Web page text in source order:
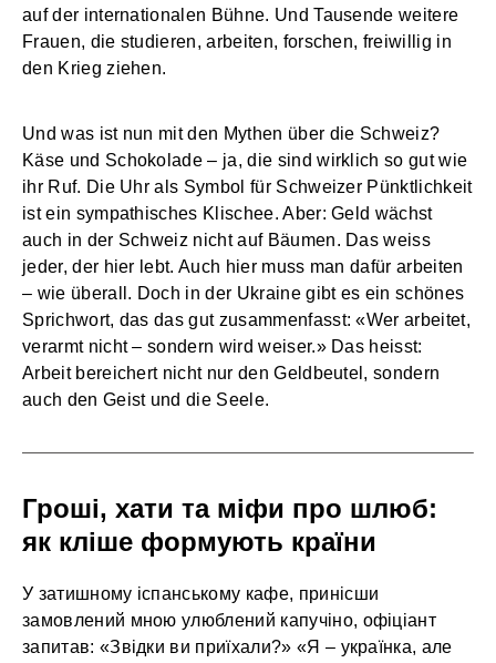
auf der internationalen Bühne. Und Tausende weitere
Frauen, die studieren, arbeiten, forschen, freiwillig in
den Krieg ziehen.
Und was ist nun mit den Mythen über die Schweiz?
Käse und Schokolade – ja, die sind wirklich so gut wie
ihr Ruf. Die Uhr als Symbol für Schweizer Pünktlichkeit
ist ein sympathisches Klischee. Aber: Geld wächst
auch in der Schweiz nicht auf Bäumen. Das weiss
jeder, der hier lebt. Auch hier muss man dafür arbeiten
– wie überall. Doch in der Ukraine gibt es ein schönes
Sprichwort, das das gut zusammenfasst: «Wer arbeitet,
verarmt nicht – sondern wird weiser.» Das heisst:
Arbeit bereichert nicht nur den Geldbeutel, sondern
auch den Geist und die Seele.
Гроші, хати та міфи про шлюб:
як кліше формують країни
У затишному іспанському кафе, принісши
замовлений мною улюблений капучіно, офіціант
запитав: «Звідки ви приїхали?» «Я – українка, але